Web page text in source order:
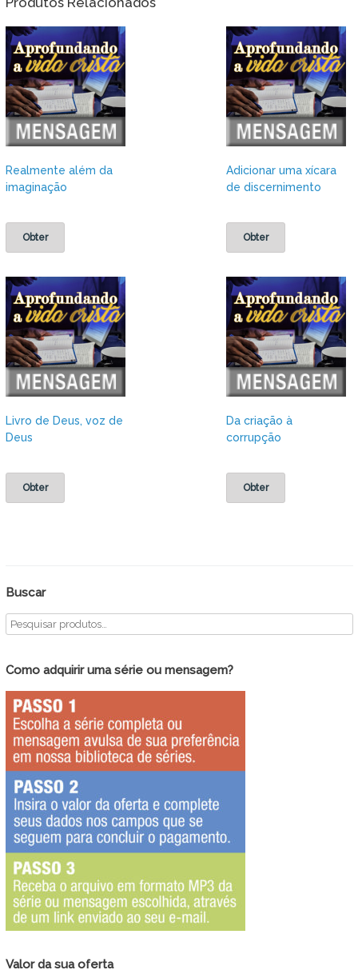
Realmente além da
imaginação
Obter
Adicionar uma xícara
de discernimento
Obter
Livro de Deus, voz de
Deus
Obter
Da criação à
corrupção
Obter
Buscar
Como adquirir uma série ou mensagem?
Valor da sua oferta